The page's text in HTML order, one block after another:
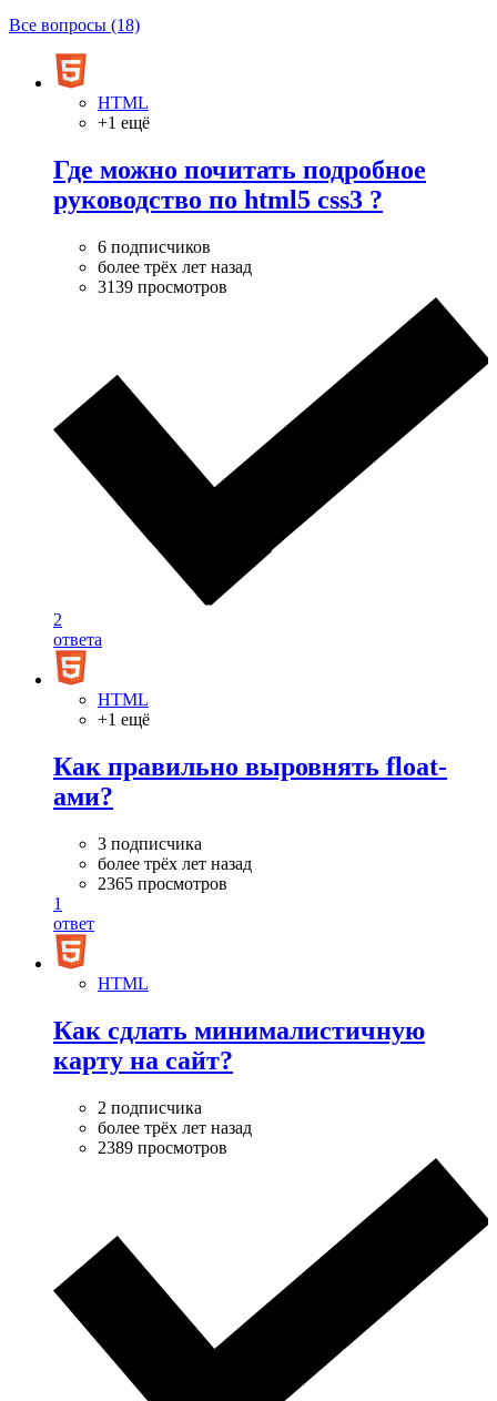
Все вопросы (18)
HTML
+1 ещё
Где можно почитать подробное
руководство по html5 css3 ?
6 подписчиков
более трёх лет назад
3139 просмотров
2
ответа
HTML
+1 ещё
Как правильно выровнять float-
ами?
3 подписчика
более трёх лет назад
2365 просмотров
1
ответ
HTML
Как сдлать минималистичную
карту на сайт?
2 подписчика
более трёх лет назад
2389 просмотров